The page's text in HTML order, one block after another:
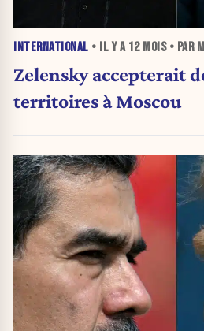
INTERNATIONAL • IL Y A 12 MOIS• PAR
Zelensky accepterait
territoires à Moscou